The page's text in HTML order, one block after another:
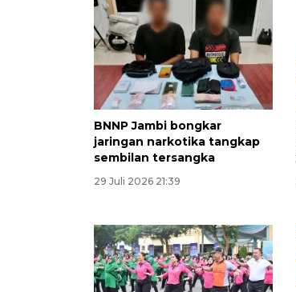
BNNP Jambi bongkar
jaringan narkotika tangkap
sembilan tersangka
29 Juli 2026 21:39